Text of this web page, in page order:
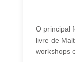
O principal
livre de
workshops